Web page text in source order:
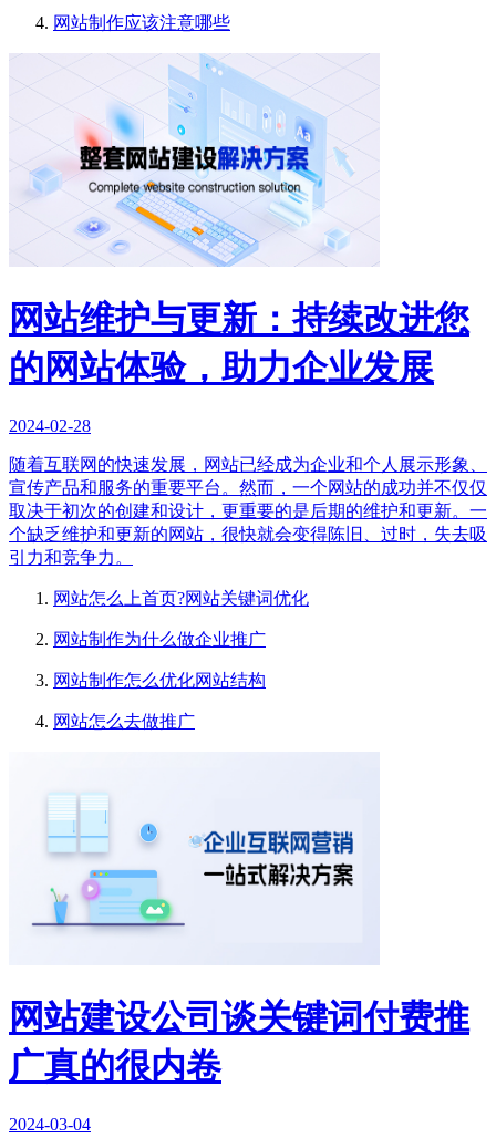
网站制作应该注意哪些
网站维护与更新：持续改进您
的网站体验，助力企业发展
2024-02-28
随着互联网的快速发展，网站已经成为企业和个人展示形象、
宣传产品和服务的重要平台。然而，一个网站的成功并不仅仅
取决于初次的创建和设计，更重要的是后期的维护和更新。一
个缺乏维护和更新的网站，很快就会变得陈旧、过时，失去吸
引力和竞争力。
网站怎么上首页?网站关键词优化
网站制作为什么做企业推广
网站制作怎么优化网站结构
网站怎么去做推广
网站建设公司谈关键词付费推
广真的很内卷
2024-03-04